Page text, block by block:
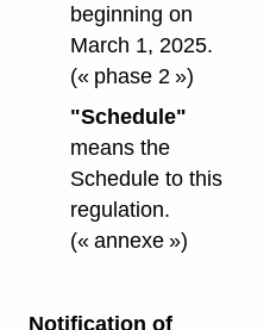
beginning on
March 1, 2025.
(« phase 2 »)
"Schedule"
means the
Schedule to this
regulation.
(« annexe »)
Notification of